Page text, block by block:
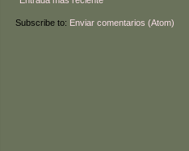
Subscribe to: Enviar comentarios (Atom)